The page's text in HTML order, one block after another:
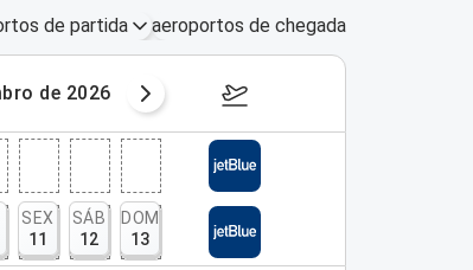
de partida aeroportos de chegada
de 2026 14–20 de setembro de 2026
SEX
11
SÁB
12
DOM
13